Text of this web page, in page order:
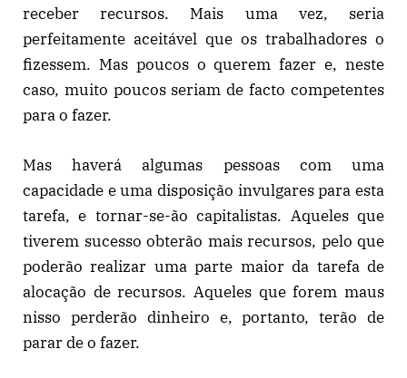
receber recursos. Mais uma vez, seria
perfeitamente aceitável que os trabalhadores o
fizessem. Mas poucos o querem fazer e, neste
caso, muito poucos seriam de facto competentes
para o fazer.
Mas haverá algumas pessoas com uma
capacidade e uma disposição invulgares para esta
tarefa, e tornar-se-ão capitalistas. Aqueles que
tiverem sucesso obterão mais recursos, pelo que
poderão realizar uma parte maior da tarefa de
alocação de recursos. Aqueles que forem maus
nisso perderão dinheiro e, portanto, terão de
parar de o fazer.